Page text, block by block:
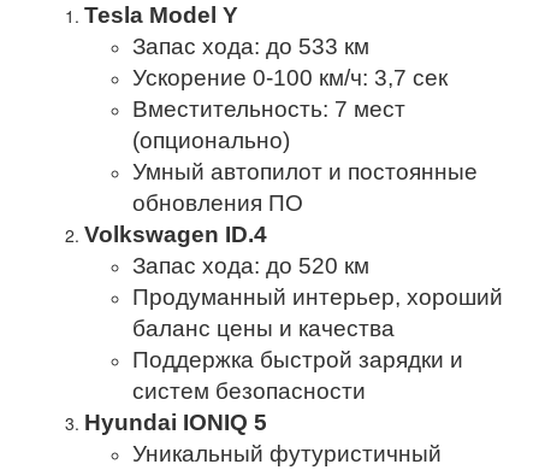
Tesla Model Y
Запас хода: до 533 км
Ускорение 0-100 км/ч: 3,7 сек
Вместительность: 7 мест
(опционально)
Умный автопилот и постоянные
обновления ПО
Volkswagen ID.4
Запас хода: до 520 км
Продуманный интерьер, хороший
баланс цены и качества
Поддержка быстрой зарядки и
систем безопасности
Hyundai IONIQ 5
Уникальный футуристичный